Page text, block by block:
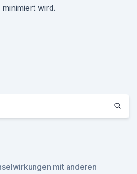
wird.
mit anderen